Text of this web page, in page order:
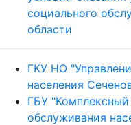
социального
области
ГКУ НО
населения
ГБУ "Комплексный
обслуживания